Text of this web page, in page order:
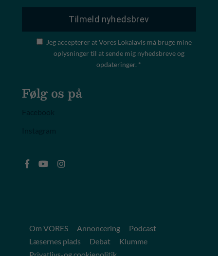
Jeg accepterer at Vores Lokalavis må bruge mine
oplysninger til at sende mig nyhedsbreve og
opdateringer. *
Følg os på
Om VORES Annoncering
Podcast
Læsernes plads
Debat
Klumme